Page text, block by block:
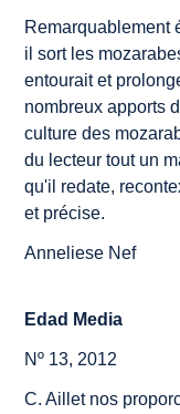
Remarquablement
il sort les
entourait et
nombreux apports
culture des
du lecteur tout un
qu'il redate,
et précise.
Anneliese Nef
Edad Media
Nº 13, 2012
C. Aillet nos